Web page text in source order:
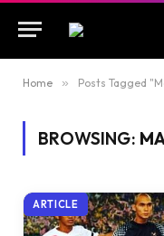
Home » Posts Tagged
BROWSING:
ARTICLE